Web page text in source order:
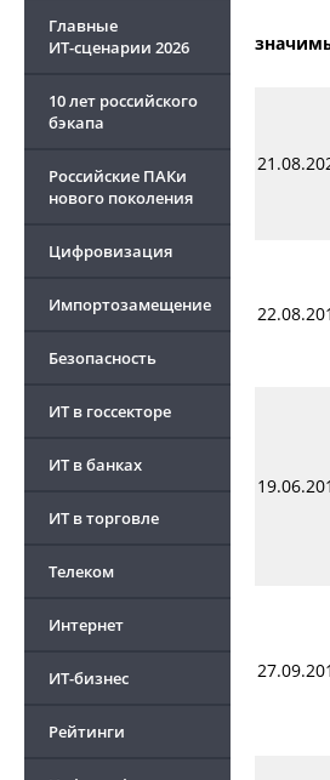
Главные
ИТ-сценарии 2026
10 лет российского
бэкапа
Российские ПАКи
нового поколения
Цифровизация
Импортозамещение
Безопасность
ИТ в госсекторе
ИТ в банках
ИТ в торговле
Телеком
Интернет
ИТ-бизнес
Рейтинги